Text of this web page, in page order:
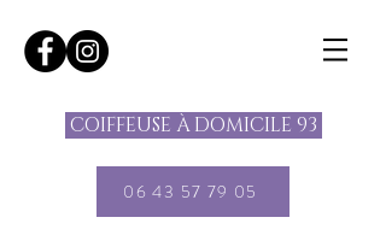
COIFFEUSE À DOMICILE 93
06 43 57 79 05